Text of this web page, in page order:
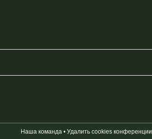
Наша команда • Удалить cookies конференции